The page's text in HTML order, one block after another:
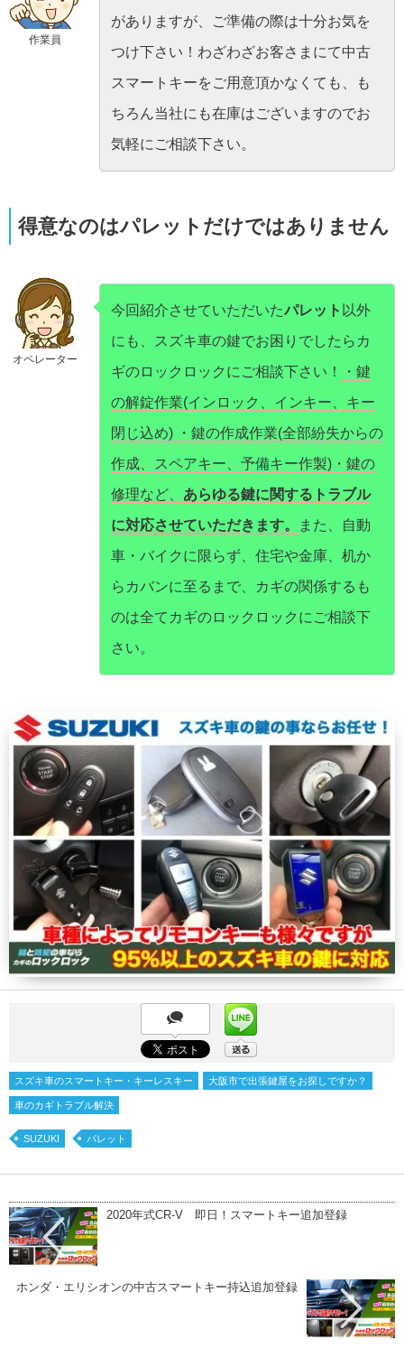
作業員
がありますが、ご準備の際は十分お気を
つけ下さい！わざわざお客さまにて中古
スマートキーをご用意頂かなくても、も
ちろん当社にも在庫はございますのでお
気軽にご相談下さい。
得意なのはパレットだけではありません
オペレーター
今回紹介させていただいたパレット 以外
にも、スズキ車の鍵でお困りでしたらカ
ギのロックロックにご相談下さい！
・鍵
の解錠作業(インロック、インキー、キー
閉じ込め) ・鍵の作成作業(全部紛失からの
作成、スペアキー、予備キー作製)・鍵の
修理など、 あらゆる鍵に関するトラブル
に対応させていただきます。
また、自動
車・バイクに限らず、住宅や金庫、机か
らカバンに至るまで、カギの関係するも
のは全てカギのロックロックにご相談下
さい。
スズキ車のスマートキー・キーレスキー 大阪市で出張鍵屋をお探しですか？
車のカギトラブル解決
SUZUKI パレット
2020年式CR-V 即日！スマートキー追加登録
ホンダ・エリシオンの中古スマートキー持込追加登録